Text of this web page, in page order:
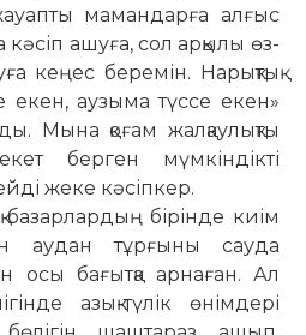
мамандарға алғыс
кәсіп ашуға, сол арқылы өз-
кеңес беремін. Нарықтық
екен, аузыма түссе екен»
Мына қоғам жалқаулықты
берген мүмкіндікті
жеке кәсіпкер.
базарлардың бірінде киім
аудан тұрғыны сауда
осы бағытқа арнаған. Ал
азық-түлік өнімдері